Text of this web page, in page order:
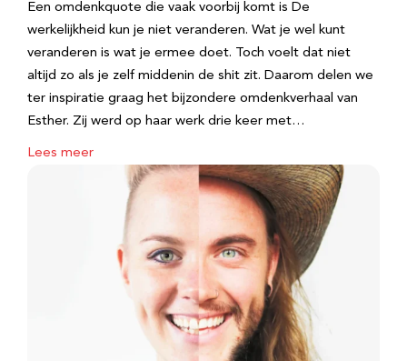
Een omdenkquote die vaak voorbij komt is De
werkelijkheid kun je niet veranderen. Wat je wel kunt
veranderen is wat je ermee doet. Toch voelt dat niet
altijd zo als je zelf middenin de shit zit. Daarom delen we
ter inspiratie graag het bijzondere omdenkverhaal van
Esther. Zij werd op haar werk drie keer met…
Lees meer